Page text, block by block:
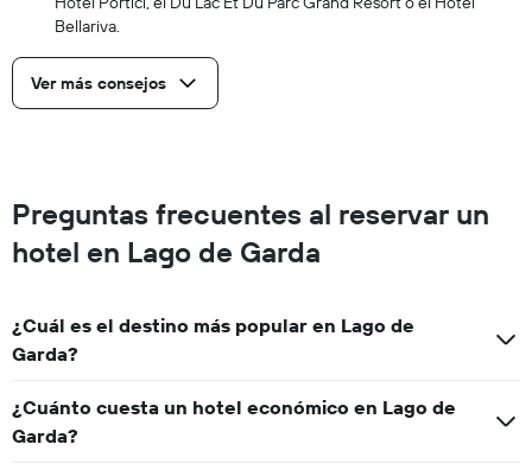
Bellariva.
Ver más consejos
Preguntas frecuentes al reservar un
hotel en Lago de Garda
¿Cuál es el destino más popular en Lago de
Garda?
¿Cuánto cuesta un hotel económico en Lago de
Garda?